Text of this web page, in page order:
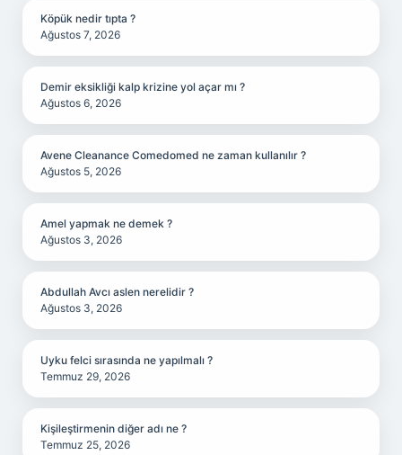
Köpük nedir tıpta ?
Ağustos 7, 2026
Demir eksikliği kalp krizine yol açar mı ?
Ağustos 6, 2026
Avene Cleanance Comedomed ne zaman kullanılır ?
Ağustos 5, 2026
Amel yapmak ne demek ?
Ağustos 3, 2026
Abdullah Avcı aslen nerelidir ?
Ağustos 3, 2026
Uyku felci sırasında ne yapılmalı ?
Temmuz 29, 2026
Kişileştirmenin diğer adı ne ?
Temmuz 25, 2026